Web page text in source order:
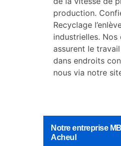
Notre entreprise
Acheul
production.
Recyclage
industrielles.
assurent le
dans endroits
nous via notre